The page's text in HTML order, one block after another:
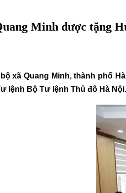
Minh được tặng
xã Quang Minh, thành phố
lệnh Bộ Tư lệnh Thủ đô Hà Nội.